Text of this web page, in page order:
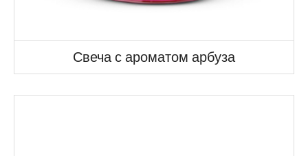
Свеча с ароматом арбуза